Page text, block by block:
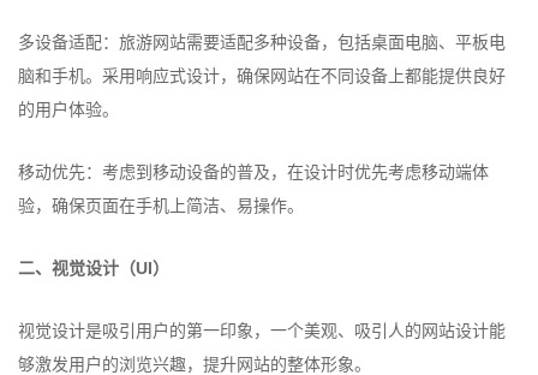
多设备适配：旅游网站需要适配多种设备，包括桌面电脑、平板电
脑和手机。采用响应式设计，确保网站在不同设备上都能提供良好
的用户体验。
移动优先：考虑到移动设备的普及，在设计时优先考虑移动端体
验，确保页面在手机上简洁、易操作。
二、视觉设计（UI）
视觉设计是吸引用户的第一印象，一个美观、吸引人的网站设计能
够激发用户的浏览兴趣，提升网站的整体形象。